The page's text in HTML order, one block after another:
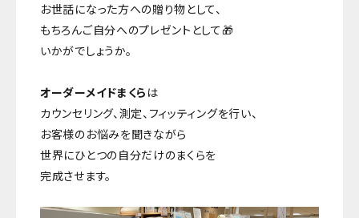
お世話になった方への贈り物として、
もちろんご自分へのプレゼントとして🎁
いかがでしょうか。
オーダーメイドまくら は
カウンセリング、測定、フィッティングを行い、
お客様のお悩みを聞きながら
世界にひとつの自分だけのまくらを
完成させます。